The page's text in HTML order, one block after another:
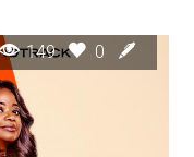
149 0